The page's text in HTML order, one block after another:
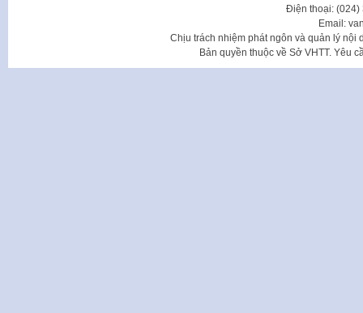
Điện thoại: (024)
Email:
Chịu trách nhiệm phát ngôn và quản lý nội
Bản quyền thuộc về Sở VHTT. Yêu